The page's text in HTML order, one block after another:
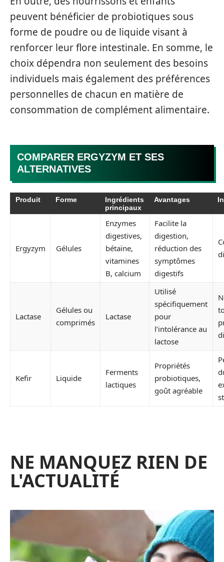
peuvent bénéficier de probiotiques sous
forme de poudre ou de liquide visant à
renforcer leur flore intestinale. En somme, le
choix dépendra non seulement des besoins
individuels mais également des préférences
personnelles de chacun en matière de
consommation de complément alimentaire.
COMPARER ERGYZYM ET SES
ALTERNATIVES
Produit Forme
Ingrédients
principaux
Avantages
Ergyzym Gélules
Enzymes
digestives,
bétaïne,
vitamines
B, calcium
Facilite la
digestion,
réduction des
symptômes
digestifs
Lactase
Gélules ou
comprimés
Lactase
Utilisé
spécifiquement
pour
l’intolérance au
lactose
Kefir Liquide
Ferments
lactiques
Propriétés
probiotiques,
goût agréable
NE MANQUEZ RIEN DE
L'ACTUALITÉ